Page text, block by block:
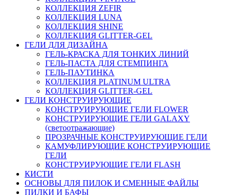
КОЛЛЕКЦИЯ ZEFIR
КОЛЛЕКЦИЯ LUNA
КОЛЛЕКЦИЯ SHINE
КОЛЛЕКЦИЯ GLITTER-GEL
ГЕЛИ ДЛЯ ДИЗАЙНА
ГЕЛЬ-КРАСКА ДЛЯ ТОНКИХ ЛИНИЙ
ГЕЛЬ-ПАСТА ДЛЯ СТЕМПИНГА
ГЕЛЬ-ПАУТИНКА
КОЛЛЕКЦИЯ PLATINUM ULTRA
КОЛЛЕКЦИЯ GLITTER-GEL
ГЕЛИ КОНСТРУИРУЮЩИЕ
КОНСТРУИРУЮЩИЕ ГЕЛИ FLOWER
КОНСТРУИРУЮЩИЕ ГЕЛИ GALAXY
(светоотражающие)
ПРОЗРАЧНЫЕ КОНСТРУИРУЮЩИЕ ГЕЛИ
КАМУФЛИРУЮЩИЕ КОНСТРУИРУЮЩИЕ
ГЕЛИ
КОНСТРУИРУЮЩИЕ ГЕЛИ FLASH
КИСТИ
ОСНОВЫ ДЛЯ ПИЛОК И СМЕННЫЕ ФАЙЛЫ
ПИЛКИ И БАФЫ